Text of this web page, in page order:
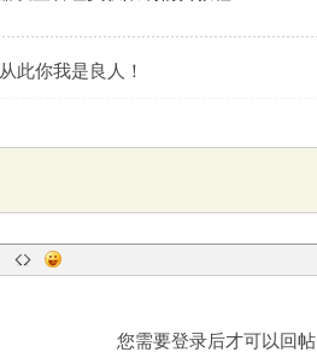
此你我是良人！
您需要登录后才可以回帖